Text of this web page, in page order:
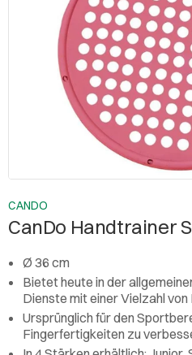
CANDO
CanDo Handtrainer
Ø 36 cm
Bietet heute in der
Dienste mit einer Vielzahl
Ursprünglich für den
Fingerfertigkeiten zu